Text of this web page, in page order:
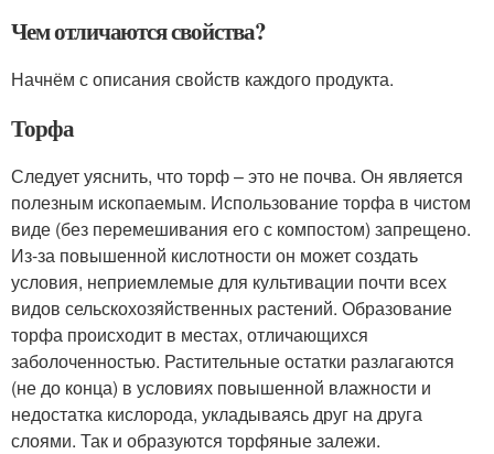
Чем отличаются свойства?
Начнём с описания свойств каждого продукта.
Торфа
Следует уяснить, что торф – это не почва. Он является
полезным ископаемым. Использование торфа в чистом
виде (без перемешивания его с компостом) запрещено.
Из-за повышенной кислотности он может создать
условия, неприемлемые для культивации почти всех
видов сельскохозяйственных растений. Образование
торфа происходит в местах, отличающихся
заболоченностью. Растительные остатки разлагаются
(не до конца) в условиях повышенной влажности и
недостатка кислорода, укладываясь друг на друга
слоями. Так и образуются торфяные залежи.